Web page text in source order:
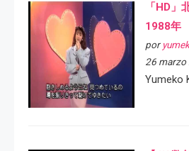
「HD
1988年
por
26 marzo
Yumeko